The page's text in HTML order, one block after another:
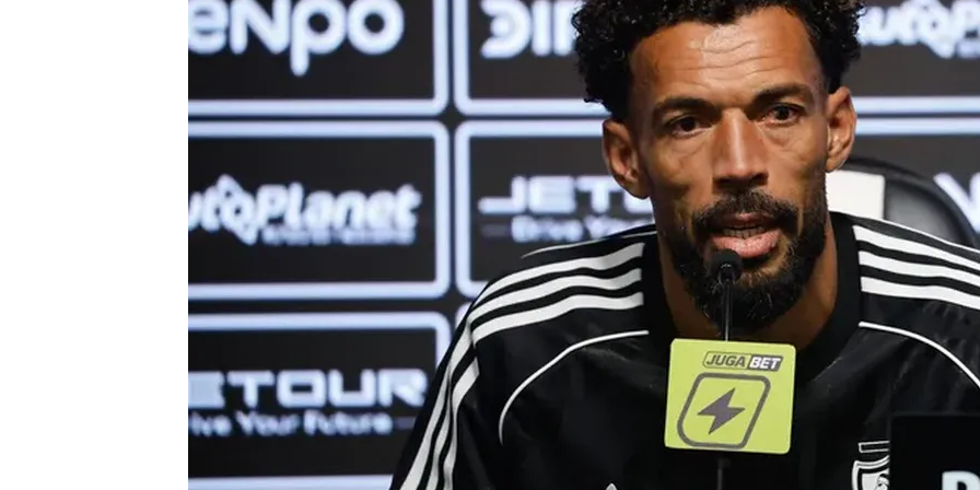
Después de igualar el partido con un 6-3, volvió a marcar diferencias en el set definitivo y cerró
eliminar al italiano Matteo Berrettini en tres parciales durante la primera ronda.
En la tercera instancia enfrentará al francésArthur Fils
, 18.º cabeza de serie, quien derrotó a
programado para este jueves en la cancha central.
Sebastián Báez no pudo sostener la ventaja
Sebastián Báez quedó eliminado ante el belga Zizou Bergs por3-6, 6-3 y 6-2
El argentino comenzó mejor, controló los intercambios y se adjudicó el primer parcial. Bergs
potencia de sus golpes y consiguió llevar el encuentro a un tercer set.
En el capítulo decisivo, el belga mantuvo el impulso de la remontada y se impuso con claridad.
defensor Ben Shelton, quien eliminó a Jenson Brooksby.
Etcheverry fue superado por Nuno Borges